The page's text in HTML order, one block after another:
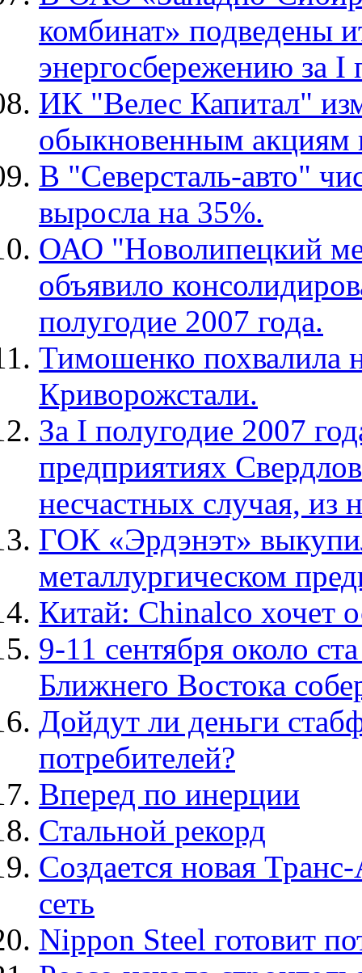
комбинат» подведены
энергосбережению за I
ИК "Велес Капитал"
обыкновенным
В "Северсталь-авто"
выросла на 35%.
ОАО "Новолипецкий
объявило
полугодие 2007 года.
Тимошенко похвалила
Криворожстали.
За I полугодие 2007
предприятиях
несчастных случая, из
ГОК «Эрдэнэт»
металлургическом
Китай: Chinalco хочет
9-11 сентября около
Ближнего Востока
Дойдут ли деньги
потребителей?
Вперед по инерции
Стальной рекорд
Создается новая
сеть
Nippon Steel готовит